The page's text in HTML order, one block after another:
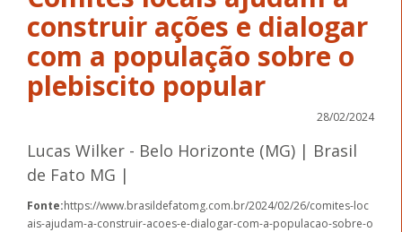
construir ações e dialogar
com a população sobre o
plebiscito popular
28/02/2024
Lucas Wilker - Belo Horizonte (MG) | Brasil
de Fato MG |
Fonte:https://www.brasildefatomg.com.br/2024/02/26/comites-loc
ais-ajudam-a-construir-acoes-e-dialogar-com-a-populacao-sobre-o